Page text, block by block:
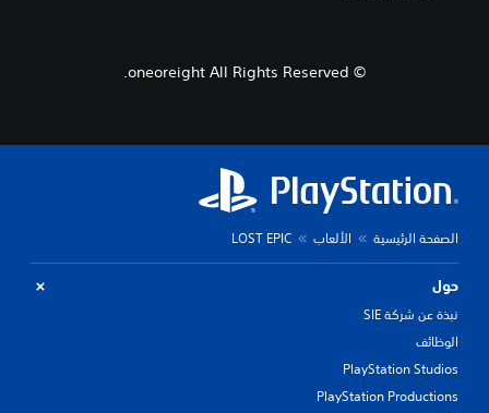
© oneoreight All Rights Reserved.
الصفحة الرئيسية الألعاب LOST EPIC
حول
نبذة عن شركة SIE
الوظائف
PlayStation Studios
PlayStation Productions